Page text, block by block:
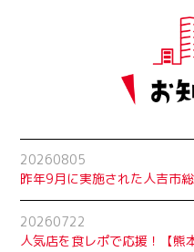
20260805
昨年9月に実施された人吉市
20260722
人気店を食レポで応援！【熊